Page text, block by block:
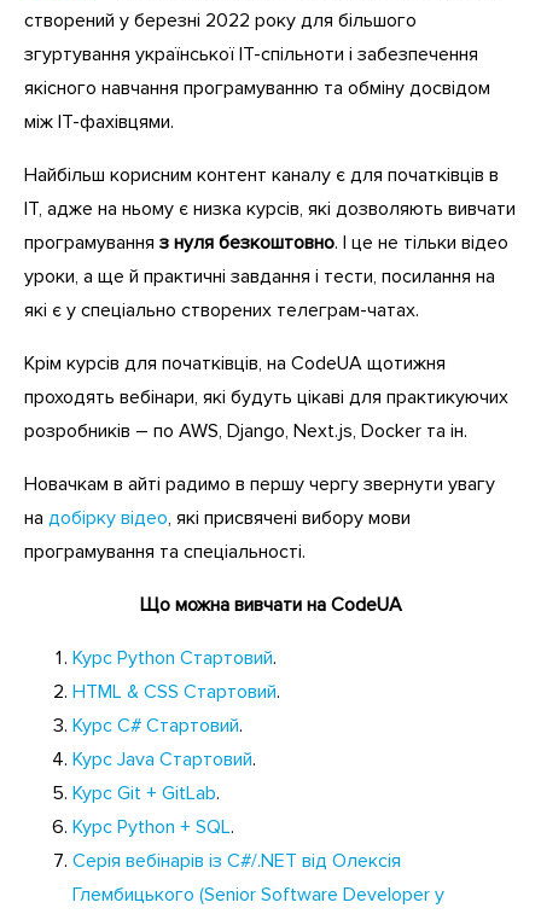
створений у березні 2022 року для більшого
згуртування української IT-спільноти і забезпечення
якісного навчання програмуванню та обміну досвідом
між IT-фахівцями.
Найбільш корисним контент каналу є для початківців в
IT, адже на ньому є низка курсів, які дозволяють вивчати
програмування з нуля безкоштовно. І це не тільки відео
уроки, а ще й практичні завдання і тести, посилання на
які є у спеціально створених телеграм-чатах.
Крім курсів для початківців, на CodeUA щотижня
проходять вебінари, які будуть цікаві для практикуючих
розробників – по AWS, Django, Next.js, Docker та ін.
Новачкам в айті радимо в першу чергу звернути увагу
на добірку відео, які присвячені вибору мови
програмування та спеціальності.
Що можна вивчати на CodeUA
Курс Python Стартовий.
HTML & CSS Стартовий.
Курс C# Стартовий.
Курс Java Стартовий.
Курс Git + GitLab.
Курс Python + SQL.
Серія вебінарів із C#/.NET від Олексія
Глембицького (Senior Software Developer у